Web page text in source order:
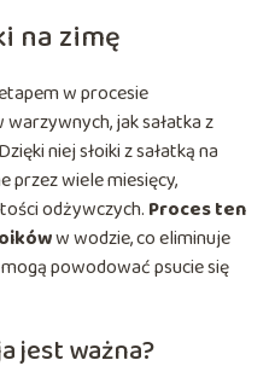
na zimę
w procesie
jak sałatka z
niej słoiki z sałatką na
przez wiele miesięcy,
odżywczych. Proces ten
w wodzie, co eliminuje
powodować psucie się
jest ważna?